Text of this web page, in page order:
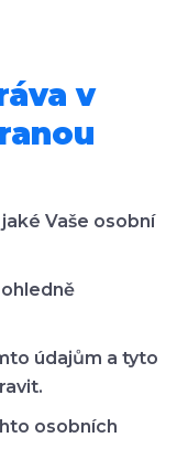
v
Vaše osobní
údajům a tyto
osobních